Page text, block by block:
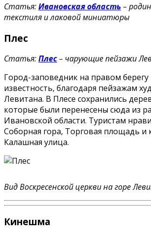
Статья:Ивановская область –
текстиля и лаковой миниатюры
Плес
Статья:Плес– чарующие пейзажи
Город-заповедник на правом берегу
известность, благодаря пейзажам
Левитана. В Плесе сохранились
которые были перенесены сюда из
Ивановской области. Туристам
Соборная гора, Торговая площадь и
Калашная улица.
Вид Воскресенской церкви на горе
Кинешма